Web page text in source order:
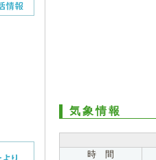
気象情報
時 間